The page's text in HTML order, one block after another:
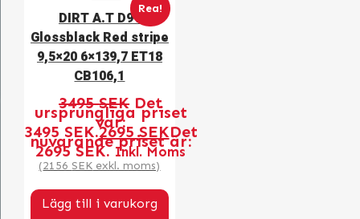
Rea!
DIRT A.T D91
Glossblack Red stripe
9,5×20 6×139,7 ET18
CB106,1
3495SEK Det
ursprungliga priset
var:
3495 SEK.2695SEKDet
nuvarande priset är:
2695 SEK. Inkl. Moms
(2156 SEK exkl. moms)
Lägg till i varukorg